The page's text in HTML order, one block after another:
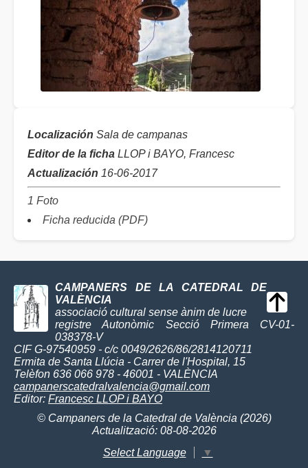
Localización Sala de campanas
Editor de la ficha LLOP i BAYO, Francesc
Actualización 16-06-2017
1 Foto
Ficha reducida (PDF)
CAMPANERS DE LA CATEDRAL DE
VALÈNCIA
associació cultural sense ànim de lucre
registre Autonòmic Secció Primera CV-01-
038378-V
CIF G-97540959 - c/c 0049/2626/86/2814120711
Ermita de Santa Llúcia - Carrer de l'Hospital, 15
Telèfon 636 066 978 - 46001 - VALÈNCIA
campanerscatedralvalencia@gmail.com
Editor: Francesc LLOP i BAYO
© Campaners de la Catedral de València (2026)
Actualització: 08-08-2026
Select Language
▼